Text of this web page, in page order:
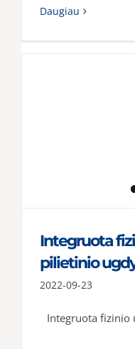
Daugiau
Integruota
pilietinio
2022-09-23
Integruota